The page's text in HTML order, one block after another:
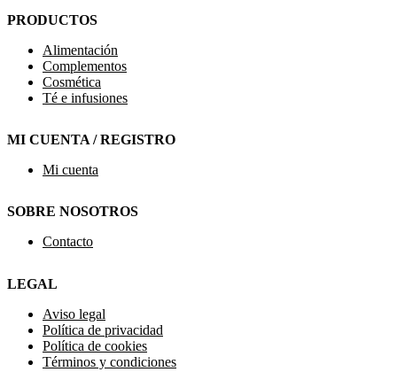
PRODUCTOS
Alimentación
Complementos
Cosmética
Té e infusiones
MI CUENTA / REGISTRO
Mi cuenta
SOBRE NOSOTROS
Contacto
LEGAL
Aviso legal
Política de privacidad
Política de cookies
Términos y condiciones